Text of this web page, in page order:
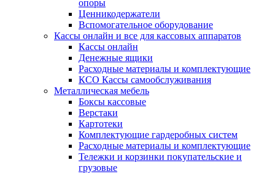
опоры
Ценникодержатели
Вспомогательное оборудование
Кассы онлайн и все для кассовых аппаратов
Кассы онлайн
Денежные ящики
Расходные материалы и комплектующие
КСО Кассы самообслуживания
Металлическая мебель
Боксы кассовые
Верстаки
Картотеки
Комплектующие гардеробных систем
Расходные материалы и комплектующие
Тележки и корзинки покупательские и
грузовые